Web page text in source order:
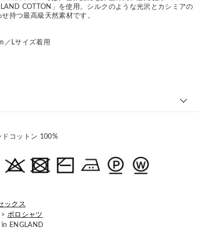
COTTON」を使用。シルクのような光沢とカシミアの
持つ最高級天然素材です。
／Lサイズ着用
ドコットン 100%
ックス
> ポロシャツ
ENGLAND